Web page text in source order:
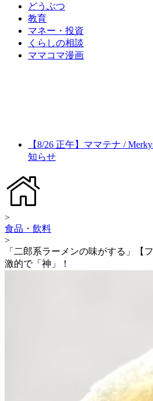
どうぶつ
教育
マネー・投資
くらしの相談
ママコマ漫画
【8/26 正午】ママテナ /
知らせ
>
食品・飲料
>
「二郎系ラーメンの味がする」【
激的で「神」！